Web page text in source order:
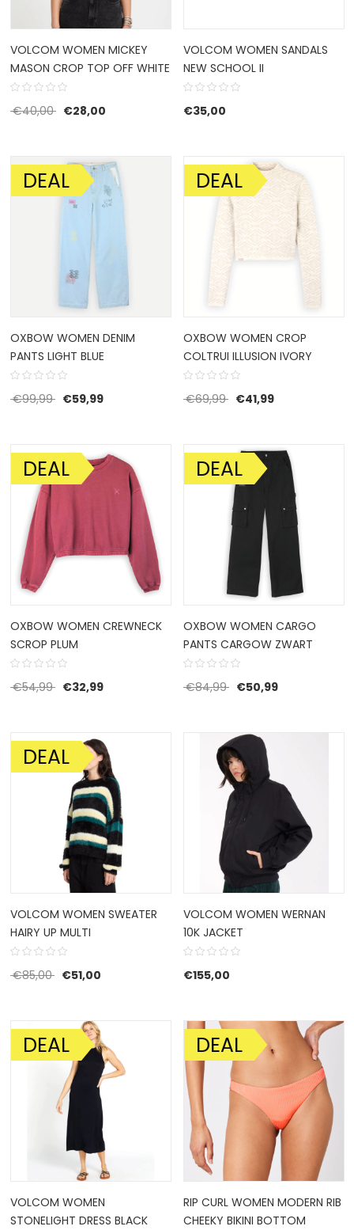
VOLCOM WOMEN MICKEY
MASON CROP TOP OFF WHITE
€40,00 Oorspronkelijke prijs was: €40,00.
€28,00Huidige prijs is: €28,00.
VOLCOM WOMEN SANDALS
NEW SCHOOL II
€35,00
AANBIEDING!
DEAL
OXBOW WOMEN DENIM
PANTS LIGHT BLUE
€99,99 Oorspronkelijke prijs was: €99,99.
€59,99Huidige prijs is: €59,99.
AANBIEDING!
DEAL
OXBOW WOMEN CROP
COLTRUI ILLUSION IVORY
€69,99 Oorspronkelijke prijs
€41,99Huidige prijs
AANBIEDING!
DEAL
OXBOW WOMEN CREWNECK
SCROP PLUM
€54,99 Oorspronkelijke prijs was: €54,99.
€32,99Huidige prijs is: €32,99.
AANBIEDING!
DEAL
OXBOW WOMEN CARGO
PANTS CARGOW ZWART
€84,99 Oorspronkelijke prijs
€50,99Huidige prijs
AANBIEDING!
DEAL
VOLCOM WOMEN SWEATER
HAIRY UP MULTI
€85,00 Oorspronkelijke prijs was: €85,00.
€51,00Huidige prijs is: €51,00.
VOLCOM WOMEN WERNAN
10K JACKET
€155,00
AANBIEDING!
DEAL
VOLCOM WOMEN
STONELIGHT DRESS BLACK
AANBIEDING!
DEAL
RIP CURL WOMEN MODERN RIB
CHEEKY BIKINI BOTTOM